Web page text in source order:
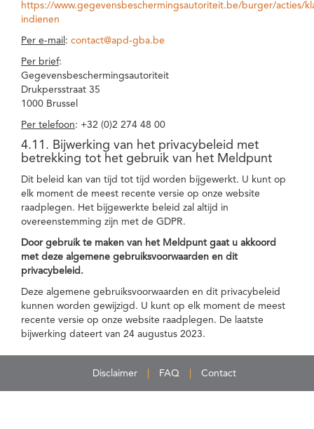
https://www.gegevensbeschermingsautoriteit.be/burger/acties/
indienen
Per e-mail : contact@apd-gba.be
Per brief:
Gegevensbeschermingsautoriteit
Drukpersstraat 35
1000 Brussel
Per telefoon: +32 (0)2 274 48 00
4.11. Bijwerking van het privacybeleid met
betrekking tot het gebruik van het Meldpunt
Dit beleid kan van tijd tot tijd worden bijgewerkt. U kunt op
elk moment de meest recente versie op onze website
raadplegen. Het bijgewerkte beleid zal altijd in
overeenstemming zijn met de GDPR.
Door gebruik te maken van het Meldpunt gaat u akkoord
met deze algemene gebruiksvoorwaarden en dit
privacybeleid.
Deze algemene gebruiksvoorwaarden en dit privacybeleid
kunnen worden gewijzigd. U kunt op elk moment de meest
recente versie op onze website raadplegen. De laatste
bijwerking dateert van 24 augustus 2023.
Disclaimer FAQ Contact